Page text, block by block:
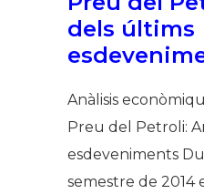
dels últims
Anàlisis
Preu del Petroli:
esdeveniments
semestre de 2014